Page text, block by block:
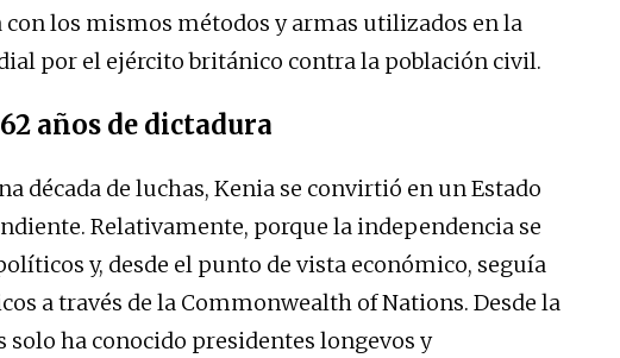
los mismos métodos y armas utilizados en la
por el ejército británico contra la población civil.
años de dictadura
década de luchas, Kenia se convirtió en un Estado
Relativamente, porque la independencia se
y, desde el punto de vista económico, seguía
a través de la Commonwealth of Nations. Desde la
solo ha conocido presidentes longevos y